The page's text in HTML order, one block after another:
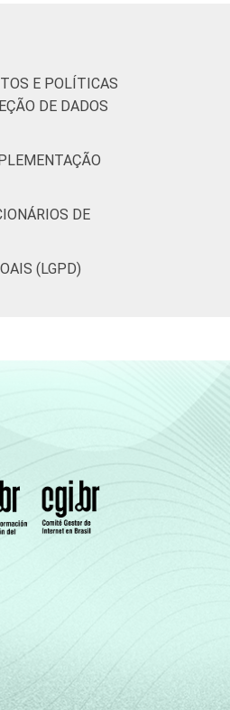
uso das
E POLÍTICAS
DE DADOS
DE
(LGPD)